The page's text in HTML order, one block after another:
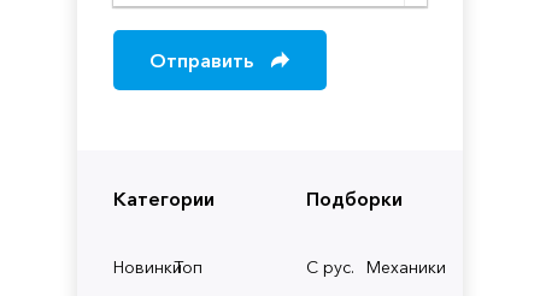
Категории
НовинкиТоп
Подборки
С рус.
Механики
Отправить